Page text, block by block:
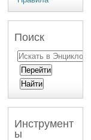
Поиск
Инструмент
ы